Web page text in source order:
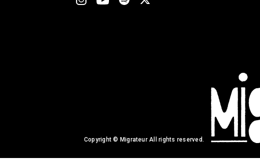
Copyright © Migrateur All rights reserved.